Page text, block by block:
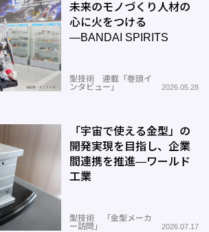
未来のモノづくり人材の
心に火をつける
―BANDAI SPIRITS
型技術 連載「巻頭イ
ンタビュー」
2026.05.28
「宇宙で使える金型」の
開発実現を目指し、企業
間連携を推進―ワールド
工業
型技術 「金型メーカ
ー訪問」
2026.07.17